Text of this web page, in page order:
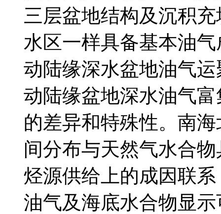
三层盆地结构及沉积
水区一样具备基本油
动陆缘深水盆地油气
动陆缘盆地深水油气
的差异和特殊性。南
间分布与天然气水合
烃源供给上的成因联
油气及海底水合物显